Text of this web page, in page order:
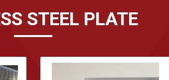
STEEL PLATE